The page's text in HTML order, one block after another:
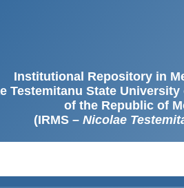
Institutional Repository in
Testemitanu State
of the Republic of
(IRMS – Nicolae